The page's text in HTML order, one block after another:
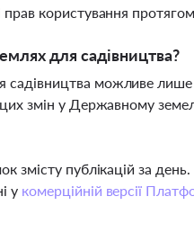
користування
для садівництва?
можливе лише
цих змін у Державному
змісту публікацій за
у комерційній версії